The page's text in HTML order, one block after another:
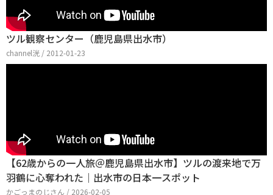
ツル観察センター（鹿児島県出水市）
channel洸 / 2012-01-23
【62歳からの一人旅＠鹿児島県出水市】ツルの渡来地で万
羽鶴に心奪われた｜出水市の日本一スポット
かごっまのじさん / 2026-02-05